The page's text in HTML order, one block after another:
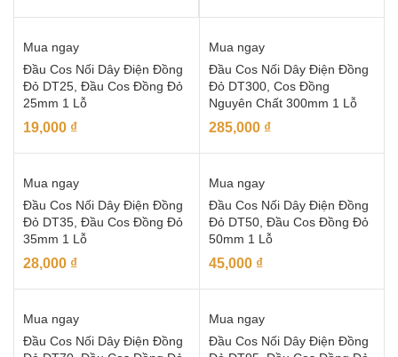
Mua ngay
Đầu Cos Nối Dây Điện Đồng
Đỏ DT25, Đầu Cos Đồng Đỏ
25mm 1 Lỗ
19,000 ₫
Mua ngay
Đầu Cos Nối Dây Điện Đồng
Đỏ DT300, Cos Đồng
Nguyên Chất 300mm 1 Lỗ
285,000 ₫
Mua ngay
Đầu Cos Nối Dây Điện Đồng
Đỏ DT35, Đầu Cos Đồng Đỏ
35mm 1 Lỗ
28,000 ₫
Mua ngay
Đầu Cos Nối Dây Điện Đồng
Đỏ DT50, Đầu Cos Đồng Đỏ
50mm 1 Lỗ
45,000 ₫
Mua ngay
Đầu Cos Nối Dây Điện Đồng
Mua ngay
Đầu Cos Nối Dây Điện Đồng